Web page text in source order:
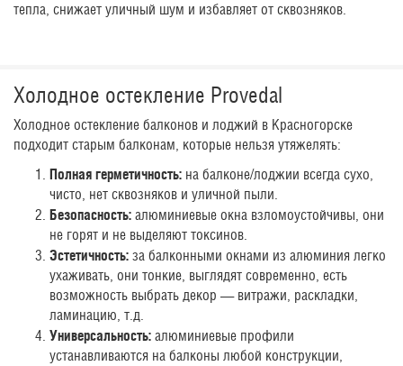
тепла, снижает уличный шум и избавляет от сквозняков.
Холодное остекление Provedal
Холодное остекление балконов и лоджий в Красногорске
подходит старым балконам, которые нельзя утяжелять:
Полная герметичность: на балконе/лоджии всегда сухо,
чисто, нет сквозняков и уличной пыли.
Безопасность: алюминиевые окна взломоустойчивы, они
не горят и не выделяют токсинов.
Эстетичность: за балконными окнами из алюминия легко
ухаживать, они тонкие, выглядят современно, есть
возможность выбрать декор — витражи, раскладки,
ламинацию, т.д.
Универсальность: алюминиевые профили
устанавливаются на балконы любой конструкции,